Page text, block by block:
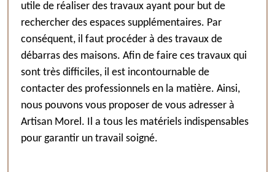
utile de réaliser des travaux ayant pour but de
rechercher des espaces supplémentaires. Par
conséquent, il faut procéder à des travaux de
débarras des maisons. Afin de faire ces travaux qui
sont très difficiles, il est incontournable de
contacter des professionnels en la matière. Ainsi,
nous pouvons vous proposer de vous adresser à
Artisan Morel. Il a tous les matériels indispensables
pour garantir un travail soigné.